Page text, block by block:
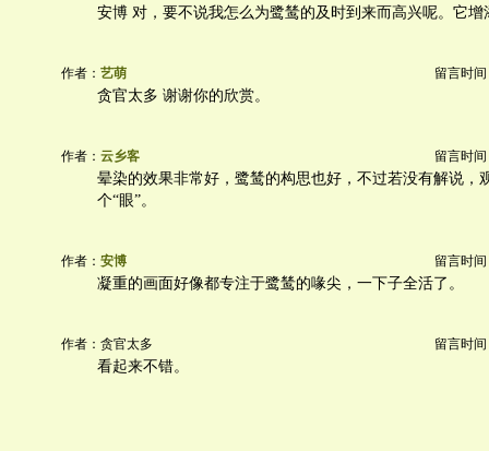
安博 对，要不说我怎么为鹭鸶的及时到来而高兴呢。它增
作者： 艺萌 留言时间
贪官太多 谢谢你的欣赏。
作者： 云乡客 留言时间
晕染的效果非常好，鹭鸶的构思也好，不过若没有解说，
个“眼”。
作者： 安博 留言时间
凝重的画面好像都专注于鹭鸶的喙尖，一下子全活了。
作者：贪官太多 留言时间
看起来不错。